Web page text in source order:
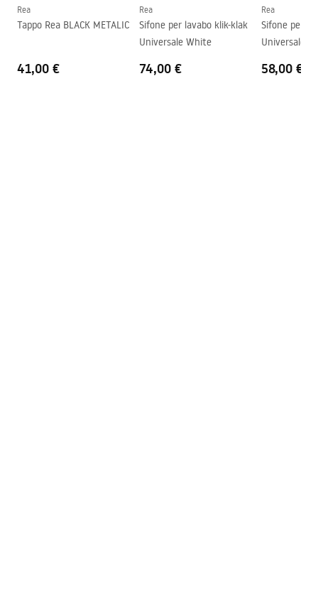
Forma
Foro rubinetto
NO
Rea
Tappo Rea BLACK METALIC
41,00 €
Rea
Sifone per lavabo klik-klak
Universale White
74,00 €
Rea
Sifone per lavabo klik-klak
Universale
58,00 €